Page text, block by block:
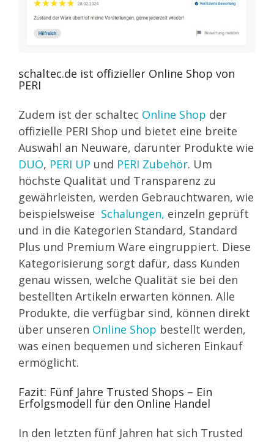
schaltec.de ist offizieller Online Shop von
PERI
Zudem ist der schaltec Online Shop der
offizielle PERI Shop und bietet eine breite
Auswahl an Neuware, darunter Produkte wie
DUO, PERI UP und PERI Zubehör. Um
höchste Qualität und Transparenz zu
gewährleisten, werden Gebrauchtwaren, wie
beispielsweise Schalungen, einzeln geprüft
und in die Kategorien Standard, Standard
Plus und Premium Ware eingruppiert. Diese
Kategorisierung sorgt dafür, dass Kunden
genau wissen, welche Qualität sie bei den
bestellten Artikeln erwarten können. Alle
Produkte, die verfügbar sind, können direkt
über unseren Online Shop bestellt werden,
was einen bequemen und sicheren Einkauf
ermöglicht.
Fazit: Fünf Jahre Trusted Shops – Ein
Erfolgsmodell für den Online Handel
In den letzten fünf Jahren hat sich Trusted